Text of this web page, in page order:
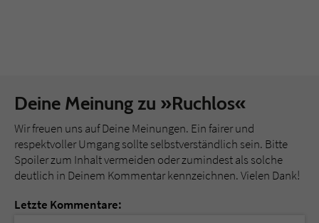
Deine Meinung zu »Ruchlos«
Wir freuen uns auf Deine Meinungen. Ein fairer und
respektvoller Umgang sollte selbstverständlich sein. Bitte
Spoiler zum Inhalt vermeiden oder zumindest als solche
deutlich in Deinem Kommentar kennzeichnen. Vielen Dank!
Letzte Kommentare: